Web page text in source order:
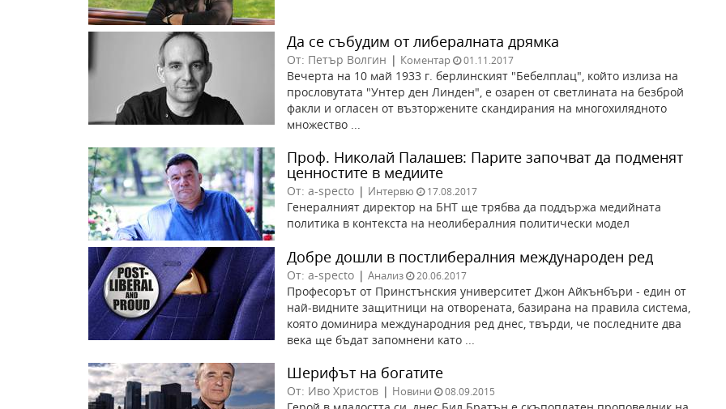
Да се събудим от либералната дрямка
От: Петър Волгин | Коментар 01.11.2017
Вечерта на 10 май 1933 г. берлинският "Бебелплац", който излиза на
прословутата "Унтер ден Линден", е озарен от светлината на безброй
факли и огласен от възторжените скандирания на многохилядното
множество ...
Проф. Николай Палашев: Парите започват да подменят
ценностите в медиите
От: a-specto | Интервю 17.08.2017
Генералният директор на БНТ ще трябва да поддържа медийната
политика в контекста на неолибералния политически модел
Добре дошли в постлибералния международен ред
От: a-specto | Анализ 20.06.2017
Професорът от Принстънския университет Джон Айкънбъри - един от
най-видните защитници на отворената, базирана на правила система,
която доминира международния ред днес, твърди, че последните два
века ще бъдат запомнени като ...
Шерифът на богатите
От: Иво Христов | Новини 08.09.2015